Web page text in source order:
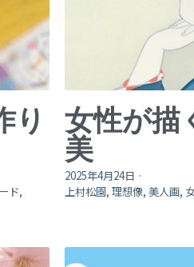
り
ド,
女性が描
美
2025年4月24日 ·
上村松園, 理想像, 美人画,